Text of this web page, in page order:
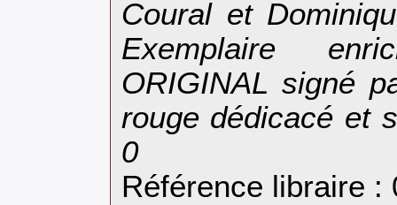
Coural et
Exemplaire
ORIGINAL signé
rouge dédicacé et
0‎
Référence libraire :